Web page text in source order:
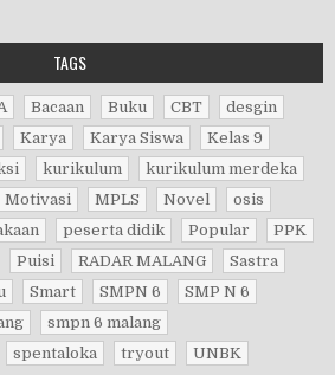
TAGS
Bacaan Buku CBT
desgin
Karya Karya Siswa
Kelas 9
kurikulum
kurikulum merdeka
Motivasi MPLS Novel
osis
peserta didik Popular
PPK
Puisi RADAR MALANG
Sastra
Smart SMPN 6
SMP N 6
smpn 6 malang
spentaloka tryout
UNBK